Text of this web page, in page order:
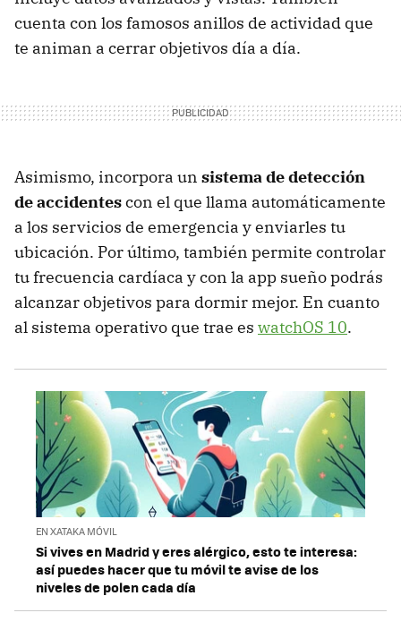
cuenta con los famosos anillos de actividad que
te animan a cerrar objetivos día a día.
Asimismo, incorpora un sistema de detección
de accidentescon el que llama automáticamente
a los servicios de emergencia y enviarles tu
ubicación. Por último, también permite controlar
tu frecuencia cardíaca y con la app sueño podrás
alcanzar objetivos para dormir mejor. En cuanto
al sistema operativo que trae es watchOS 10.
EN XATAKA MÓVIL
Si vives en Madrid y eres alérgico, esto te interesa:
así puedes hacer que tu móvil te avise de los
niveles de polen cada día